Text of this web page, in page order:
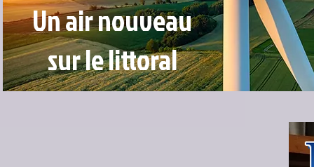
Un air nouveau
sur le littoral